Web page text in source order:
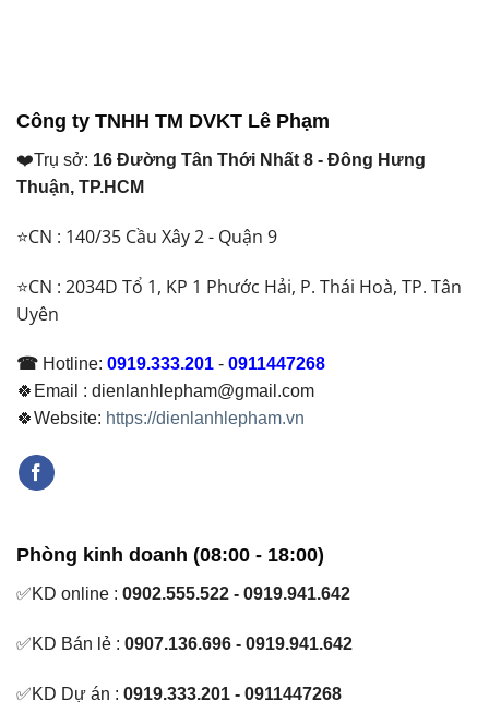
Công ty TNHH TM DVKT Lê Phạm
❤️Trụ sở: 16 Đường Tân Thới Nhất 8 - Đông Hưng
Thuận, TP.HCM
⭐CN : 140/35 Cầu Xây 2 - Quận 9
⭐CN : 2034D Tổ 1, KP 1 Phước Hải, P. Thái Hoà, TP. Tân
Uyên
☎ Hotline: 0919.333.201 - 0911447268
🍀Email : dienlanhlepham@gmail.com
🍀Website: https://dienlanhlepham.vn
Phòng kinh doanh (08:00 - 18:00)
✅KD online : 0902.555.522 - 0919.941.642
✅KD Bán lẻ : 0907.136.696 - 0919.941.642
✅KD Dự án : 0919.333.201 - 0911447268